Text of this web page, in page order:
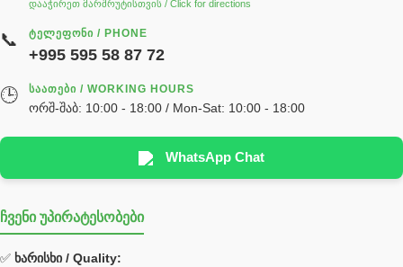
реек
სხადასხვა
Hyva
უჟანგავი ფოლადი
დააჭირეთ მარშრუტისთვის / Click for directions
📞 ᲢᲔᲚᲔᲤᲝᲜᲘ / PHONE
+995 595 58 87 72
🕒 ᲡᲐᲐᲗᲔᲑᲘ / WORKING HOURS
ორშ-შაბ: 10:00 - 18:00 / Mon-Sat: 10:00 - 18:00
WhatsApp Chat
ჩვენი უპირატესობები
✅ ხარისხი / Quality: